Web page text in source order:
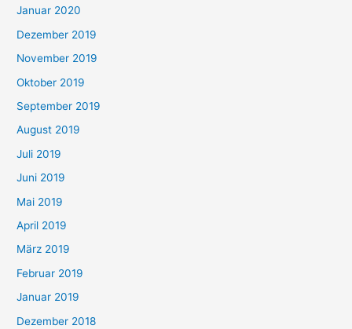
Januar 2020
Dezember 2019
November 2019
Oktober 2019
September 2019
August 2019
Juli 2019
Juni 2019
Mai 2019
April 2019
März 2019
Februar 2019
Januar 2019
Dezember 2018